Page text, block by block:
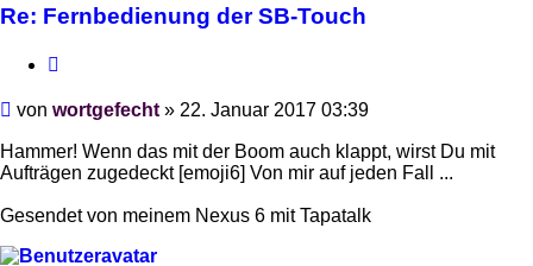
Re: Fernbedienung der SB-Touch
Beitrag
von wortgefecht » 22. Januar 2017 03:39
Hammer! Wenn das mit der Boom auch klappt, wirst Du mit
Aufträgen zugedeckt [emoji6] Von mir auf jeden Fall ...
Gesendet von meinem Nexus 6 mit Tapatalk